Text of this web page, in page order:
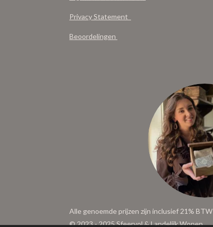
Privacy Statement
Beoordelingen
Alle genoemde prijzen zijn inclusief 21% BTW
© 2023 - 2025 Sfeervol & Landelijk Wonen